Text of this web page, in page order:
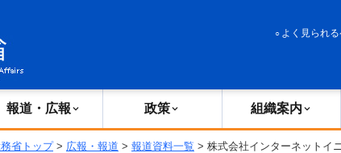
よく見られ
報道・広報 政策 組織案内
省トップ> 広報・報道 > 報道資料一覧 > 株式会社インターネットイ